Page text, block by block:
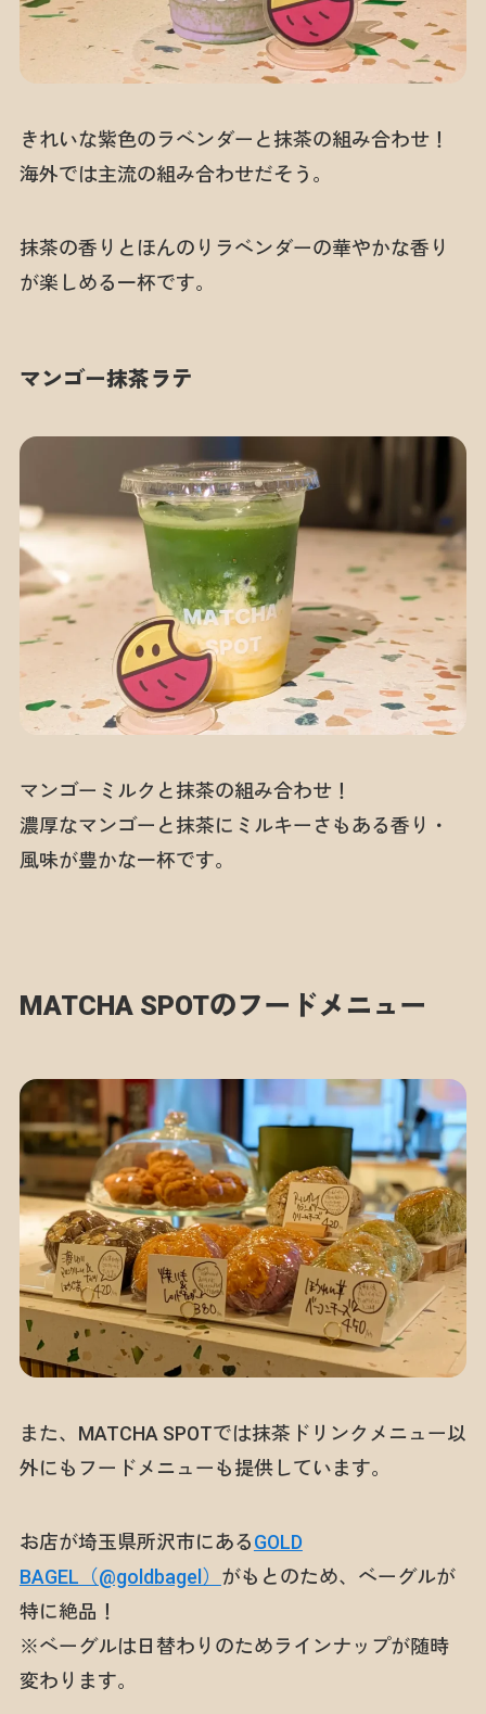
きれいな紫色のラベンダーと抹茶の組み合わせ！
海外では主流の組み合わせだそう。
抹茶の香りとほんのりラベンダーの華やかな香り
が楽しめる一杯です。
マンゴー抹茶ラテ
マンゴーミルクと抹茶の組み合わせ！
濃厚なマンゴーと抹茶にミルキーさもある香り・
風味が豊かな一杯です。
MATCHA SPOTのフードメニュー
また、MATCHA SPOTでは抹茶ドリンクメニュー以
外にもフードメニューも提供しています。
お店が埼玉県所沢市にあるGOLD
BAGEL（@goldbagel） がもとのため、ベーグルが
特に絶品！
※ベーグルは日替わりのためラインナップが随時
変わります。